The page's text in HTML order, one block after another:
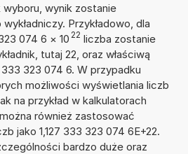
wynik zostanie
Przykładowo, dla
074 6 × 10 22 liczba zostanie
tutaj 22, oraz właściwą
333 323 074 6. W przypadku
możliwości wyświetlania liczb
na przykład w kalkulatorach
również zastosować
jako 1,127 333 323 074 6E+22.
bardzo duże oraz